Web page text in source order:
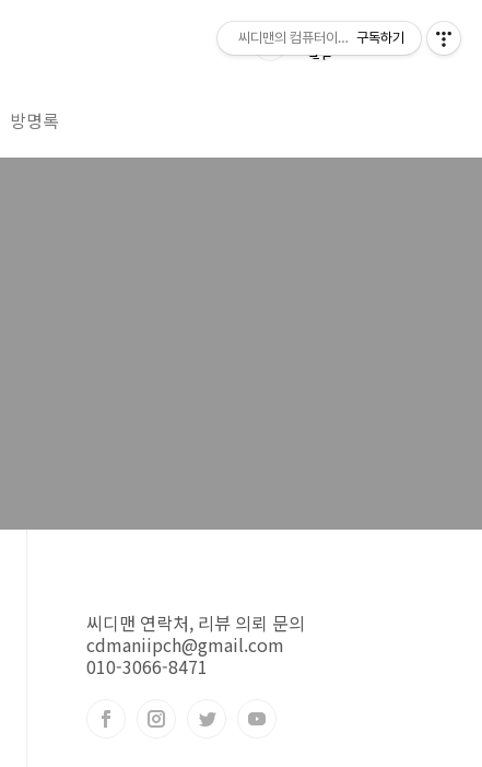
방명록
씨디맨 연락처, 리뷰 의뢰 문의
cdmaniipch@gmail.com
010-3066-8471
씨디맨의 컴퓨터이야기구독하기